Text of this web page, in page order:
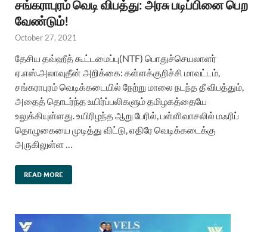
சங்கராபுரம் வெடி விபத்து: அரசு படிப்பினை பெற
வேண்டும்!
October 27, 2021
தேசிய தவ்ஹீத் கூட்டமைப்பு(NTF) பொதுச்செயலாளர்
ஏ.எஸ்.அலாவுதீன் அறிக்கை: கள்ளக்குறிச்சி மாவட்டம்,
சங்கராபுரம் வெடிக்கடையில் நேற்று மாலை நடந்த தீ விபத்தும்,
அதைத் தொடர்ந்த உயிர்ப்பலிகளும் தமிழகத்தையே
உலுக்கியுள்ளது. உயிரிழந்த ஆறு பேரில், பள்ளிவாசலில் மஃரிப்
தொழுகையை முடித்து விட்டு, எதிரே வெடிக்கடைக்கு
அருகிலுள்ள …
READ MORE